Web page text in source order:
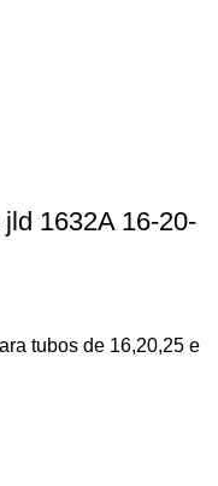
1632A 16-20-
tubos de 16,20,25 e